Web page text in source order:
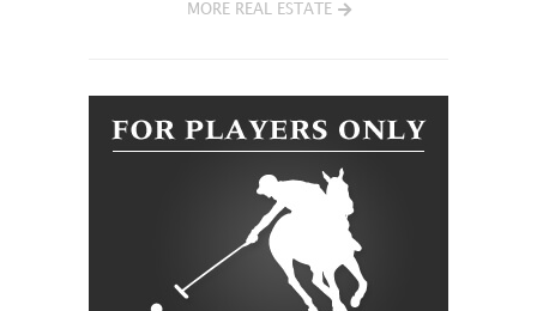
MORE REAL ESTATE